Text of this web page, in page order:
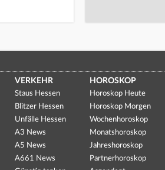
VERKEHR
Staus Hessen
Blitzer Hessen
Unfälle Hessen
A3 News
A5 News
A661 News
HOROSKOP
Horoskop Heute
Horoskop Morgen
Wochenhoroskop
Monatshoroskop
Jahreshoroskop
Partnerhoroskop